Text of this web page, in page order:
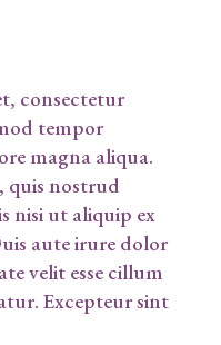
consectetur
tempor
magna aliqua.
quis nostrud
nisi ut aliquip ex
aute irure dolor
velit esse cillum
Excepteur sint